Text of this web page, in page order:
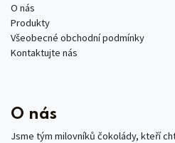
O nás
Produkty
Všeobecné obchodní podmínky
Kontaktujte nás
O nás
Jsme tým milovníků čokolády, kteří